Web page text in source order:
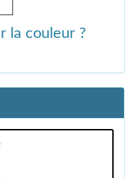
la couleur ?